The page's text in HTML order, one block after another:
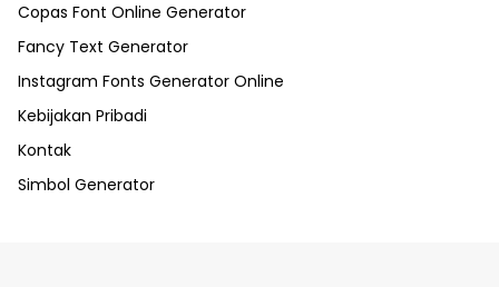
Copas Font Online Generator
Fancy Text Generator
Instagram Fonts Generator Online
Kebijakan Pribadi
Kontak
Simbol Generator